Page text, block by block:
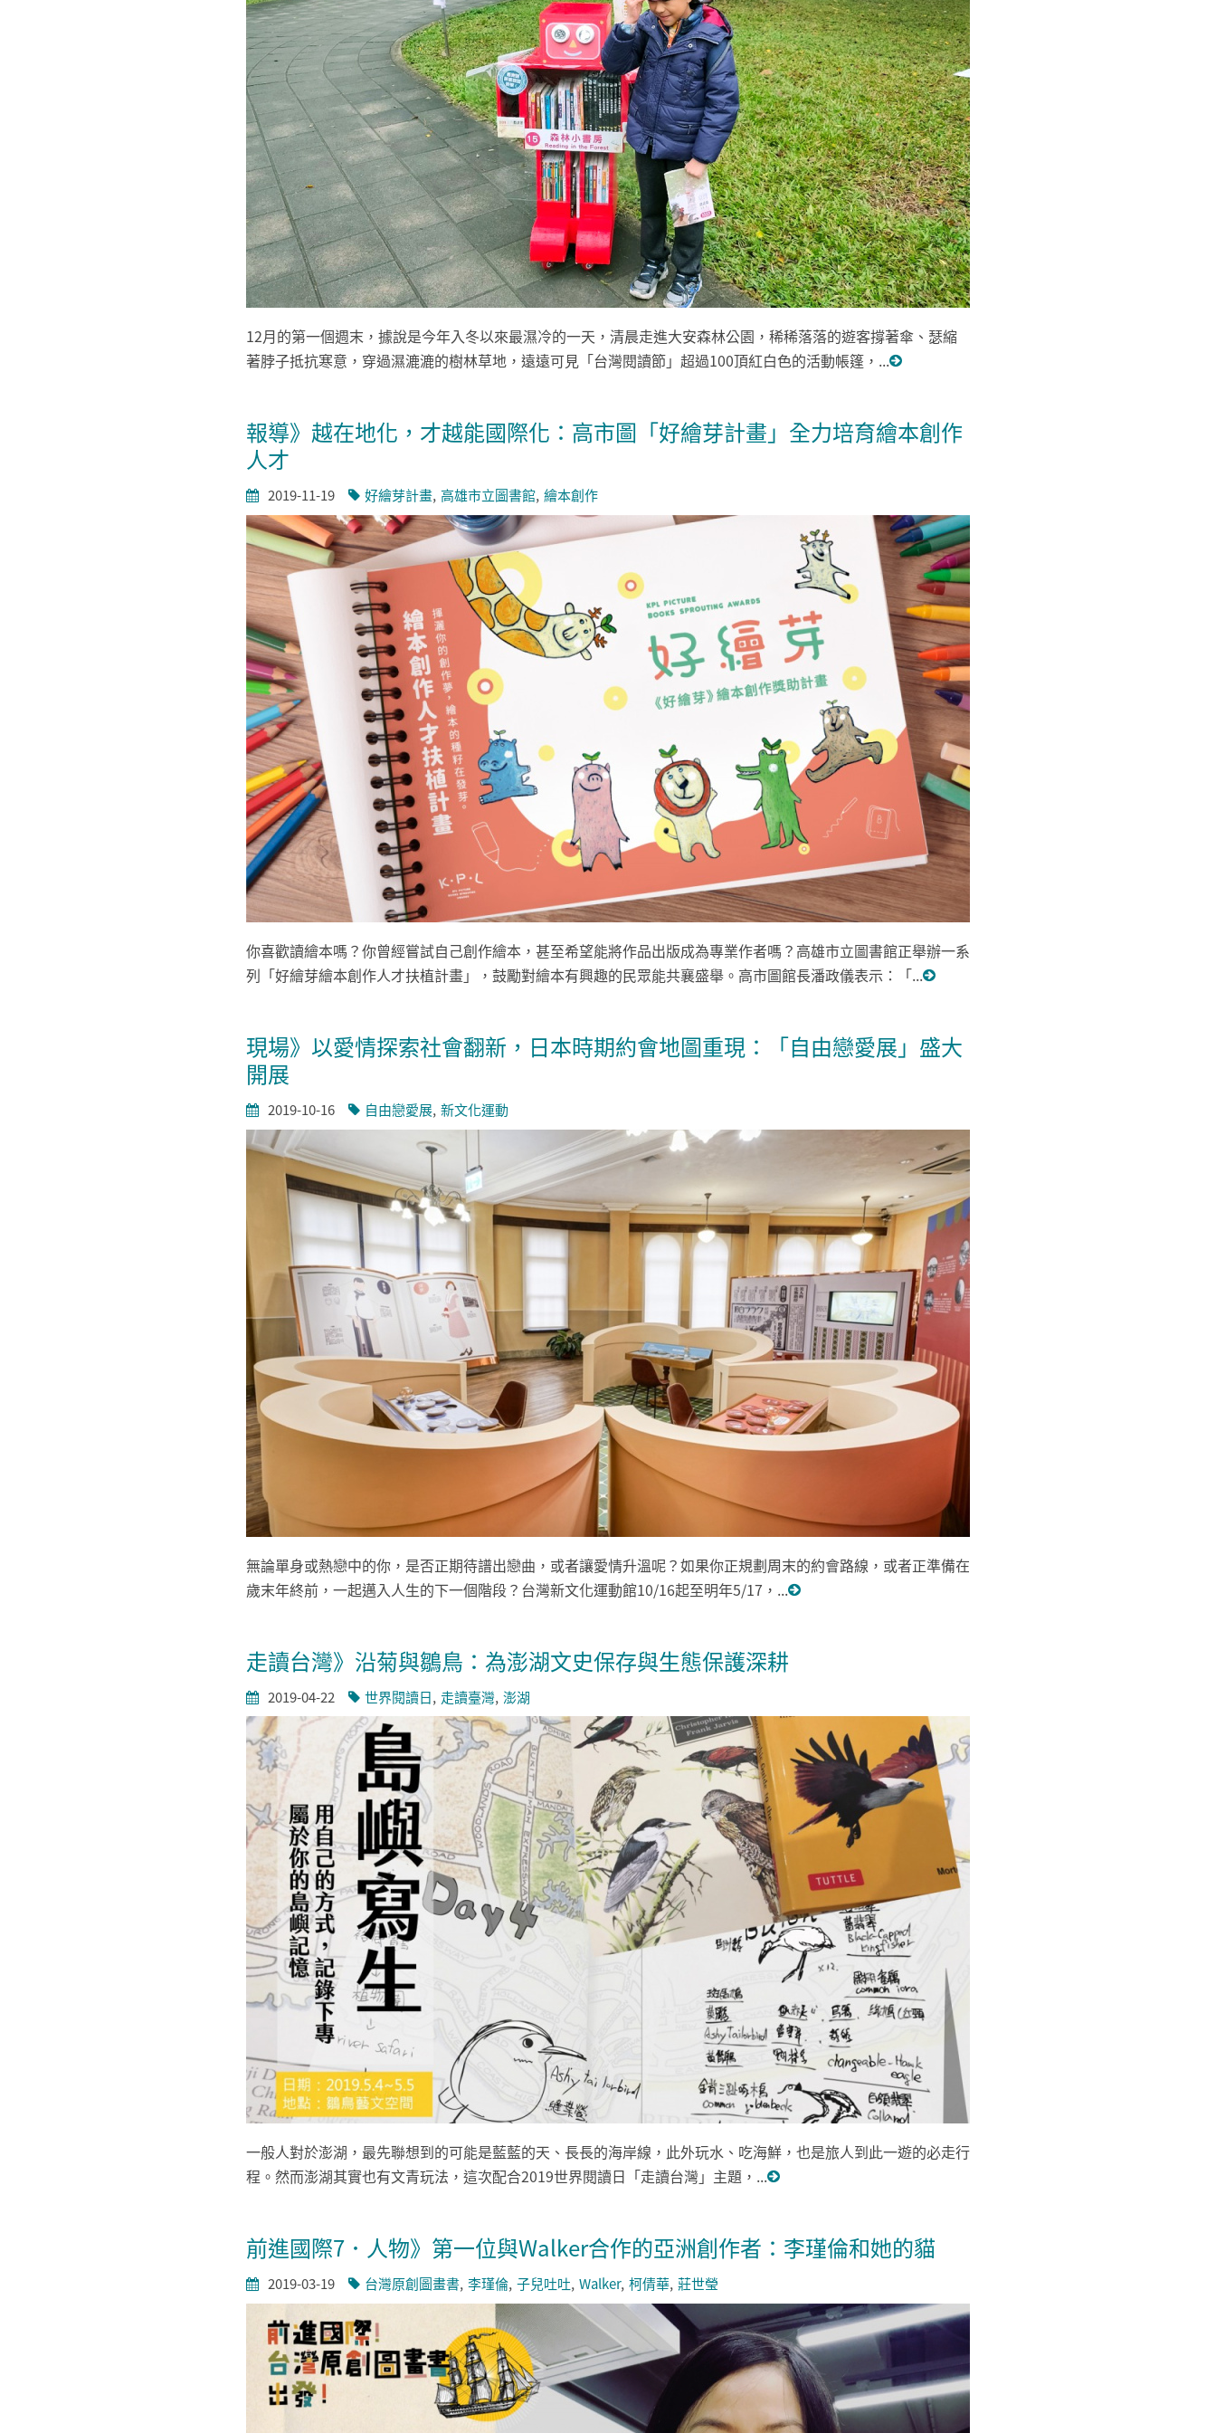
12月的第一個週末，據說是今年入冬以來最濕冷的一天，清晨走進大安森林公園，稀稀落落的遊客撐著傘、瑟縮
著脖子抵抗寒意，穿過濕漉漉的樹林草地，遠遠可見「台灣閱讀節」超過100頂紅白色的活動帳篷，...
報導》越在地化，才越能國際化：高市圖「好繪芽計畫」全力培育繪本創作
人才
2019-11-19 好繪芽計畫 高雄市立圖書館 繪本創作
你喜歡讀繪本嗎？你曾經嘗試自己創作繪本，甚至希望能將作品出版成為專業作者嗎？高雄市立圖書館正舉辦一系
列「好繪芽繪本創作人才扶植計畫」，鼓勵對繪本有興趣的民眾能共襄盛舉。高市圖館長潘政儀表示：「...
現場》以愛情探索社會翻新，日本時期約會地圖重現：「自由戀愛展」盛大
開展
2019-10-16 自由戀愛展 新文化運動
無論單身或熱戀中的你，是否正期待譜出戀曲，或者讓愛情升溫呢？如果你正規劃周末的約會路線，或者正準備在
歲末年終前，一起邁入人生的下一個階段？台灣新文化運動館10/16起至明年5/17，...
走讀台灣》沿菊與鶵鳥：為澎湖文史保存與生態保護深耕
2019-04-22 世界閱讀日 走讀臺灣 澎湖
一般人對於澎湖，最先聯想到的可能是藍藍的天、長長的海岸線，此外玩水、吃海鮮，也是旅人到此一遊的必走行
程。然而澎湖其實也有文青玩法，這次配合2019世界閱讀日「走讀台灣」主題，...
前進國際7．人物》第一位與Walker合作的亞洲創作者：李瑾倫和她的貓
2019-03-19 台灣原創圖畫書 李瑾倫 子兒吐吐 Walker 柯倩華 莊世瑩